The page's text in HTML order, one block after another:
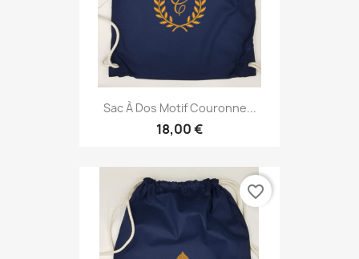
Sac À Dos Motif Couronne...
18,00 €
favorite_border